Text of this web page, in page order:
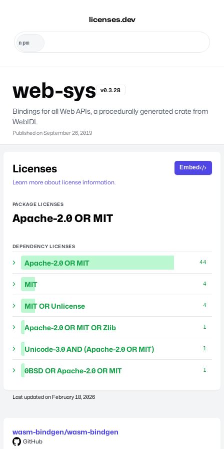
licenses.dev
web-sys v0.3.28
Bindings for all Web APIs, a procedurally generated crate from
WebIDL
Published onSeptember 26, 2019
Licenses
Learn more about license information.
Embed
PACKAGE LICENSES
Apache-2.0 OR MIT
DEPENDENCY LICENSES
Apache-2.0 OR MIT 44
MIT 4
MIT OR Unlicense 4
Apache-2.0 OR MIT OR Zlib 1
Unicode-3.0 AND (Apache-2.0 OR MIT) 1
0BSD OR Apache-2.0 OR MIT 1
Last updated on February 18, 2026
wasm-bindgen/wasm-bindgen
GitHub